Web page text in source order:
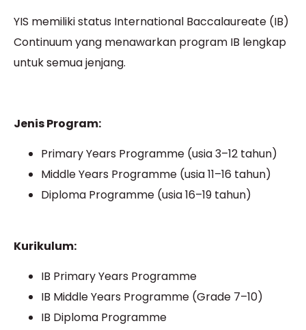
YIS memiliki status International Baccalaureate (IB)
Continuum yang menawarkan program IB lengkap
untuk semua jenjang.
Jenis Program:
Primary Years Programme (usia 3–12 tahun)
Middle Years Programme (usia 11–16 tahun)
Diploma Programme (usia 16–19 tahun)
Kurikulum:
IB Primary Years Programme
IB Middle Years Programme (Grade 7–10)
IB Diploma Programme